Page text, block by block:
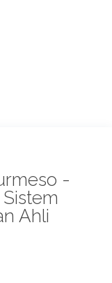
-
Ahli